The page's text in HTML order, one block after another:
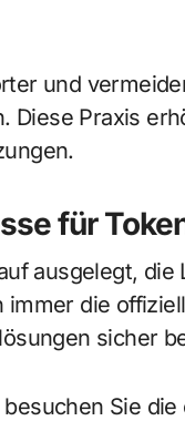
und
Praxis
für
ausgelegt, die
die
sicher
Sie